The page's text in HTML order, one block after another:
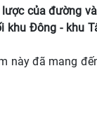
của đường
khu Đông - khu
này đã mang